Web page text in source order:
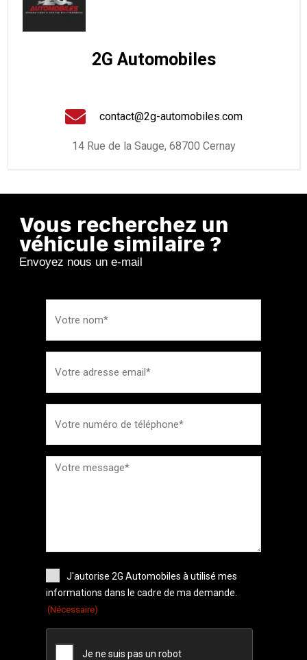
2G Automobiles
contact@2g-automobiles.com
14 Rue de la Sauge, 68700 Cernay
Vous recherchez un
véhicule similaire ?
Envoyez nous un e-mail
J'autorise 2G Automobiles à utilisé mes
informations dans le cadre de ma demande.
(Nécessaire)